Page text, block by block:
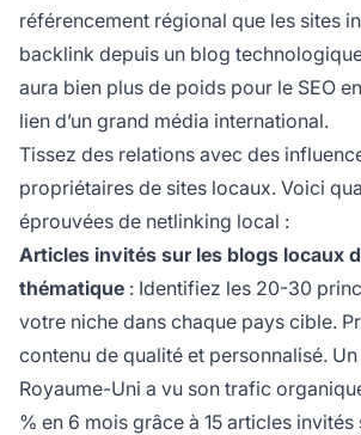
référencement régional que les sites
backlink depuis un blog
aura bien plus de poids pour le SEO
lien d’un grand média international.
Tissez des relations avec des
propriétaires de sites locaux. Voici
éprouvées de netlinking local :
Articles invités sur les blogs locaux
thématique : Identifiez les 20-30
votre niche dans chaque pays cible.
contenu de qualité et personnalisé.
Royaume-Uni a vu son trafic
% en 6 mois grâce à 15 articles